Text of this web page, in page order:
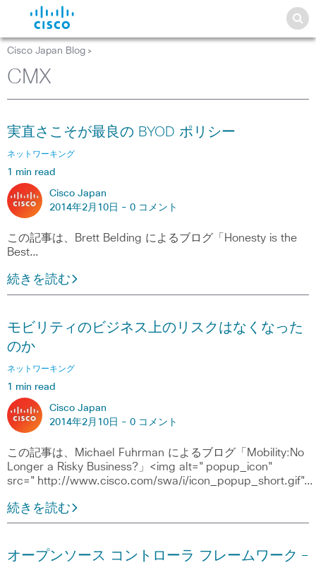
Cisco Japan Blog >
CMX
実直さこそが最良の BYOD ポリシー
ネットワーキング
1 min read
Cisco Japan
2014年2月10日 - 0 コメント
この記事は、Brett Belding によるブログ「Honesty is the
Best…
続きを読む
モビリティのビジネス上のリスクはなくなった
のか
ネットワーキング
1 min read
Cisco Japan
2014年2月10日 - 0 コメント
この記事は、Michael Fuhrman によるブログ「Mobility:No
Longer a Risky Business?」<img alt="popup_icon"
src="http://www.cisco.com/swa/i/icon_popup_short.gif"…
続きを読む
オープンソース コントローラ フレームワーク ―